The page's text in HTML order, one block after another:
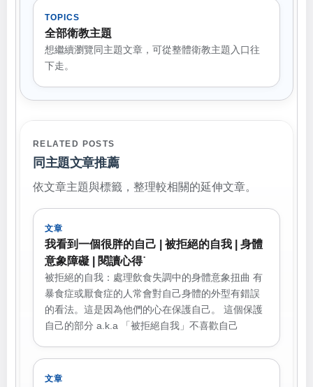
TOPICS
全部衛教主題
想繼續瀏覽同主題文章，可從整體衛教主題入口往
下走。
RELATED POSTS
同主題文章推薦
依文章主題與標籤，整理較相關的延伸文章。
文章
我看到一個很胖的自己 | 被拒絕的自我 | 身體
意象障礙 | 閱讀心得˙
被拒絕的自我：處理飲食失調中的身體意象扭曲 有
暴食症或厭食症的人常會對自己身體的外型有錯誤
的看法。這是因為他們的心在保護自己。 這個保護
自己的部分 a.k.a 「被拒絕自我」不喜歡自己
文章